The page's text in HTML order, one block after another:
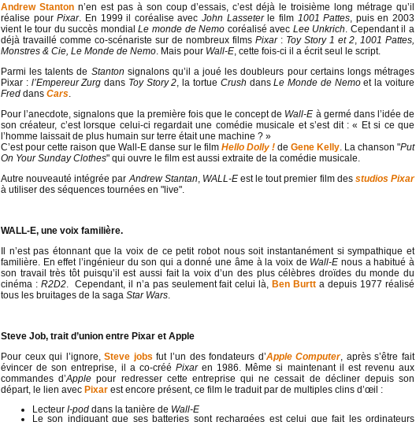
Andrew Stantonn’en est pas à son coup d’essais, c’est déjà le troisième long métrage qu’il
réalise pourPixar. En 1999 il coréalise avec John Lasseterle film 1001 Pattes, puis en 2003
vient le tour du succès mondialLe monde de Nemo coréalisé avec Lee Unkrich. Cependant il a
déjà travaillé comme co-scénariste sur de nombreux films Pixar: Toy Story 1 et 2, 1001 Pattes,
Monstres & Cie, Le Monde de Nemo. Mais pour Wall-E, cette fois-ci il a écrit seul le script.
Parmi les talents de Stanton signalons qu’il a joué les doubleurs pour certains longs métrages
Pixar : l’Empereur Zurg dans Toy Story 2, la tortue Crush dansLe Monde de Nemoet la voiture
Fred dans Cars.
Pour l’anecdote, signalons que la première fois que le concept de Wall-E à germé dans l’idée de
son créateur, c’est lorsque celui-ci regardait une comédie musicale et s’est dit : « Et si ce que
l’homme laissait de plus humain sur terre était une machine ? »
C’est pour cette raison que Wall-E danse sur le film Hello Dolly ! de Gene Kelly. La chanson "Put
On Your Sunday Clothes" qui ouvre le film est aussi extraite de la comédie musicale.
Autre nouveauté intégrée parAndrew Stantan, WALL-Eest le tout premier film des studios Pixar
à utiliser des séquences tournées en "live".
WALL-E, une voix familière.
Il n’est pas étonnant que la voix de ce petit robot nous soit instantanément si sympathique et
familière. En effet l’ingénieur du son qui a donné une âme à la voix de Wall-E nous a habitué à
son travail très tôt puisqu’il est aussi fait la voix d’un des plus célèbres droïdes du monde du
cinéma : R2D2. Cependant, il n’a pas seulement fait celui là, Ben Burtt a depuis 1977 réalisé
tous les bruitages de la saga Star Wars.
Steve Job, trait d’union entre Pixar et Apple
Pour ceux qui l’ignore,Steve jobs fut l’un des fondateurs d’Apple Computer, après s’être fait
évincer de son entreprise, il a co-créé Pixaren 1986. Même si maintenant il est revenu aux
commandes d’Applepour redresser cette entreprise qui ne cessait de décliner depuis son
départ, le lien avec Pixar est encore présent, ce film le traduit par de multiples clins d’œil :
Lecteur I-pod dans la tanière de Wall-E
Le son indiquant que ses batteries sont rechargées est celui que fait les ordinateurs